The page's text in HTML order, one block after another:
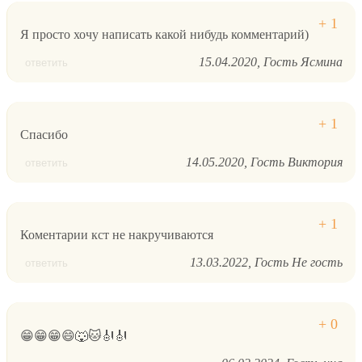
Я просто хочу написать какой нибудь комментарий)
ответить 15.04.2020 Гость Ясмина
Спасибо
ответить 14.05.2020 Гость Виктория
Коментарии кст не накручиваются
ответить 13.03.2022 Гость Не гость
😁😁😁😄🐺🐱🎻🎻